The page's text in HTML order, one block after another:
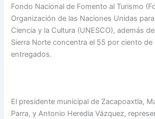
Fondo Nacional de Fomento al Turismo
Organización de las Naciones Unidas
Ciencia y la Cultura (UNESCO), además
Sierra Norte concentra el 55 por ciento
entregados.
El presidente municipal de Zacapoaxtla,
Parra, y Antonio Heredia Vázquez,